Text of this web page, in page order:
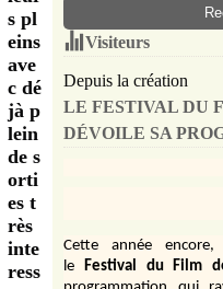
s pl
eins
ave
c dé
jà p
lein
de s
orti
es t
rès
inte
ress
Visiteurs
Depuis la création
LE FESTIVAL DU
DÉVOILE SA
Cette année
le Festival du Film